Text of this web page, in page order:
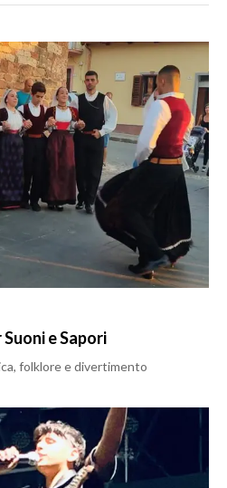
e Sapori
folklore e divertimento